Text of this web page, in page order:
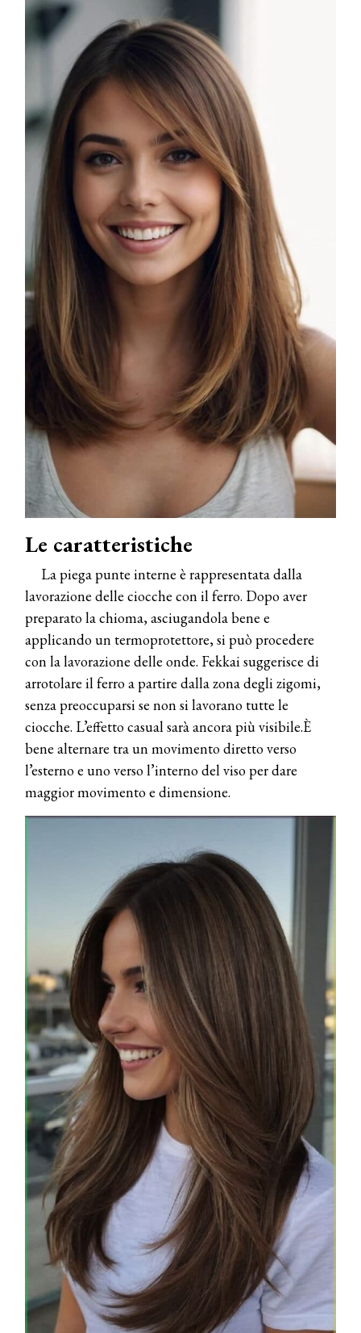
Le caratteristiche
La piega punte interne è rappresentata dalla
lavorazione delle ciocche con il ferro. Dopo aver
preparato la chioma, asciugandola bene e
applicando un termoprotettore, si può procedere
con la lavorazione delle onde. Fekkai suggerisce di
arrotolare il ferro a partire dalla zona degli zigomi,
senza preoccuparsi se non si lavorano tutte le
ciocche. L’effetto casual sarà ancora più visibile.È
bene alternare tra un movimento diretto verso
l’esterno e uno verso l’interno del viso per dare
maggior movimento e dimensione.